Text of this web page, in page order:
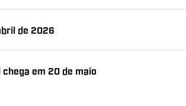
de 2026
chega em 20 de maio